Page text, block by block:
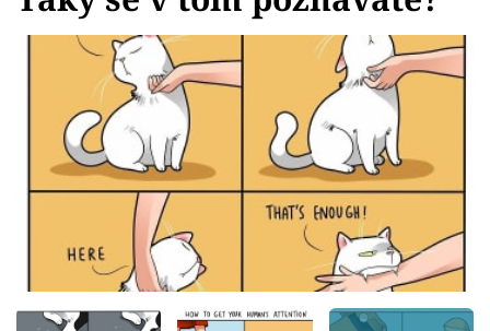
Youtubeři
Sex a vztahy
Videa
Sledujte prima+
Přihlášení